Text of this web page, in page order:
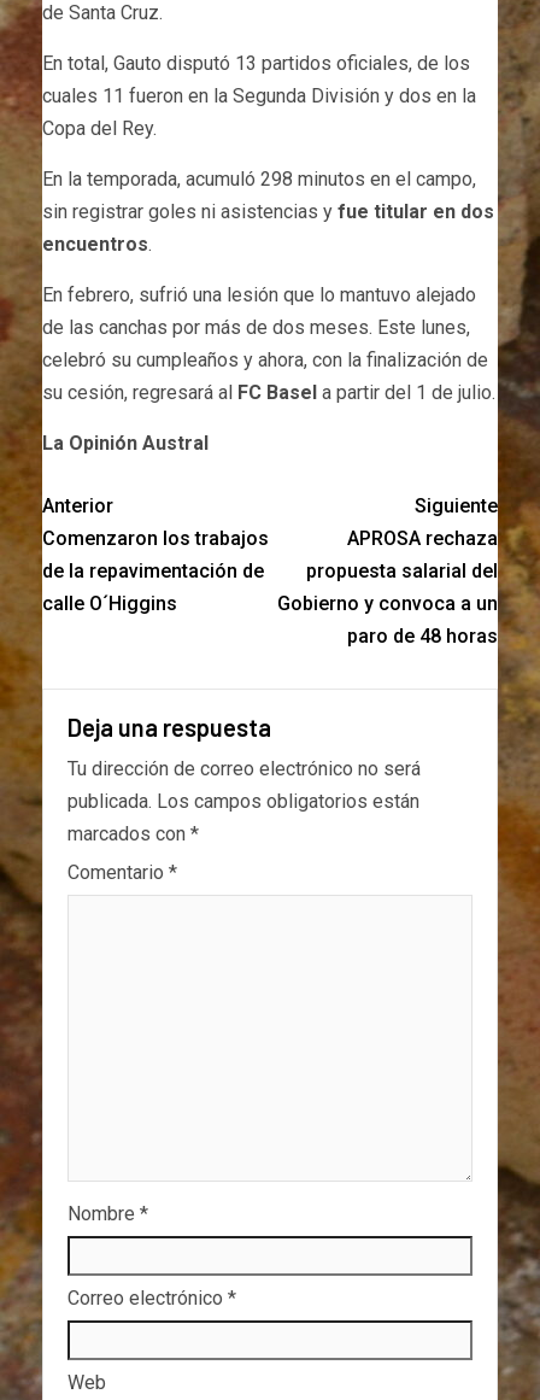
de Santa Cruz.
En total, Gauto disputó 13 partidos oficiales, de los
cuales 11 fueron en la Segunda División y dos en la
Copa del Rey.
En la temporada, acumuló 298 minutos en el campo,
sin registrar goles ni asistencias y fue titular en dos
encuentros.
En febrero, sufrió una lesión que lo mantuvo alejado
de las canchas por más de dos meses. Este lunes,
celebró su cumpleaños y ahora, con la finalización de
su cesión, regresará al FC Basel a partir del 1 de julio.
La Opinión Austral
Anterior
Comenzaron los trabajos
de la repavimentación de
calle O´Higgins
Siguiente
APROSA rechaza
propuesta salarial del
Gobierno y convoca a un
paro de 48 horas
Deja una respuesta
Tu dirección de correo electrónico no será
publicada. Los campos obligatorios están
marcados con *
Comentario *
Nombre *
Correo electrónico *
Web